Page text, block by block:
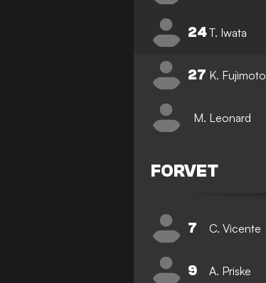
24T. Iwata
27 K. Fujimoto
M. Leonard
FORVET
7 C. Vicente
9 A. Priske